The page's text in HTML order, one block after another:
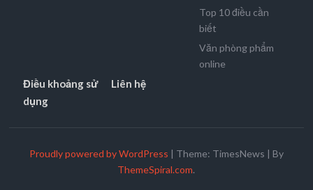
Top 10 điều cần
biết
Văn phòng phẩm
online
Điều khoảng sử
dụng
Liên hệ
Proudly powered by WordPress | Theme: TimesNews | By
ThemeSpiral.com.